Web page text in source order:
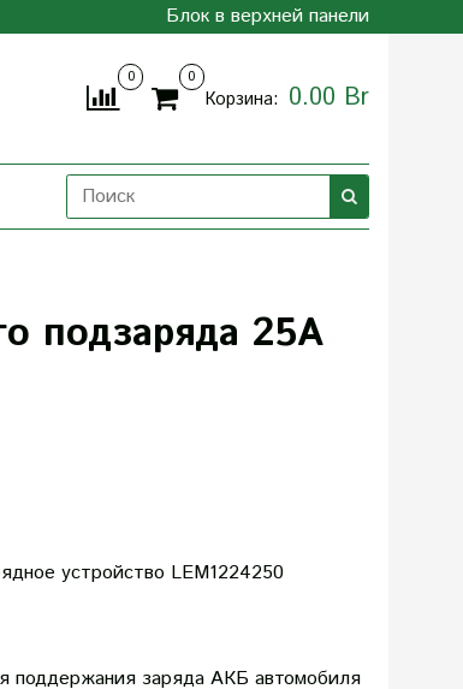
Блок в верхней панели
0 0
Корзина: 0.00 Br
подзаряда 25А
устройство LEM1224250
поддержания заряда АКБ автомобиля